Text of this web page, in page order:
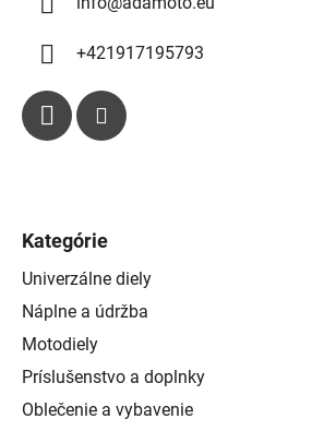
+421917195793
Kategórie
Univerzálne diely
Náplne a údržba
Motodiely
Príslušenstvo a doplnky
Oblečenie a vybavenie